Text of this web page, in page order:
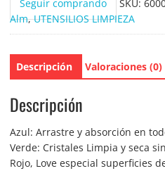
Seguir comprando SKU:
Alm,UTENSILIOS LIMPIEZA
Descripción Valoraciones (0)
Descripción
Azul: Arrastre y absorción en
Verde: Cristales Limpia y seca
Rojo, Love especial superficies